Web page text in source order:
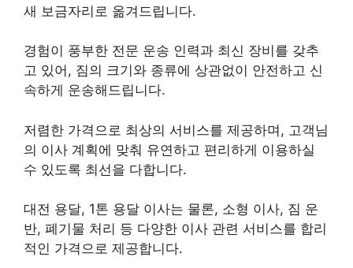
새 보금자리로 옮겨드립니다.
경험이 풍부한 전문 운송 인력과 최신 장비를 갖추
고 있어, 짐의 크기와 종류에 상관없이 안전하고 신
속하게 운송해드립니다.
저렴한 가격으로 최상의 서비스를 제공하며, 고객님
의 이사 계획에 맞춰 유연하고 편리하게 이용하실
수 있도록 최선을 다합니다.
대전 용달, 1톤 용달 이사는 물론, 소형 이사, 짐 운
반, 폐기물 처리 등 다양한 이사 관련 서비스를 합리
적인 가격으로 제공합니다.